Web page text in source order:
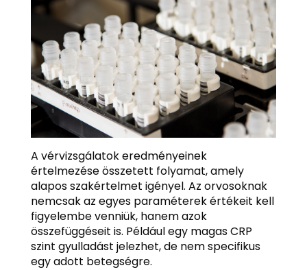
A vérvizsgálatok eredményeinek
értelmezése összetett folyamat, amely
alapos szakértelmet igényel. Az orvosoknak
nemcsak az egyes paraméterek értékeit kell
figyelembe venniük, hanem azok
összefüggéseit is. Például egy magas CRP
szint gyulladást jelezhet, de nem specifikus
egy adott betegségre.